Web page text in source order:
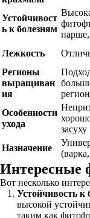
Устойчивост
ь к болезням
Лежкость
Регионы
выращиван
ия
Особенности
ухода
засуху
Назначение
Интересные
Вот несколько
Устойчивость к
высокой
таким как